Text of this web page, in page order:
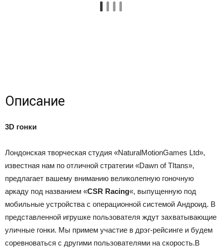
Описание
3D гонки
Лондонская творческая студия «NaturalMotionGames Ltd»,
известная нам по отличной стратегии «Dawn of TItans»,
предлагает вашему вниманию великолепную гоночную
аркаду под названием «CSR Racing«, выпущенную под
мобильные устройства с операционной системой Андроид. В
представленной игрушке пользователя ждут захватывающие
уличные гонки. Мы примем участие в дрэг-рейсинге и будем
соревноваться с другими пользователями на скорость.В